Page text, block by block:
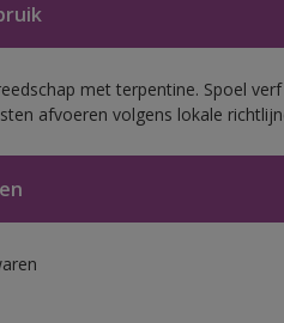
met terpentine. Spoel
afvoeren volgens lokale